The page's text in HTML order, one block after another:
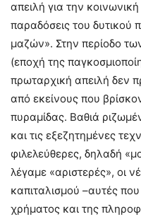
απειλή για την κοινωνική
παραδόσεις του δυτικού
μαζών». Στην περίοδο
(εποχή της
πρωταρχική απειλή δεν
από εκείνους που
πυραμίδας. Βαθιά
και τις εξεζητημένες
φιλελεύθερες, δηλαδή
λέγαμε «αριστερές», οι
καπιταλισμού –αυτές που
χρήματος και της